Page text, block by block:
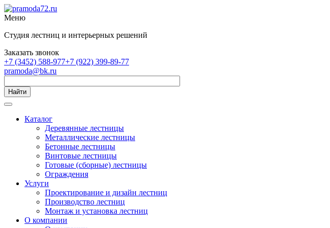
Меню
Студия лестниц и интерьерных решений
Заказать звонок
+7 (3452) 588-977+7 (922) 399-89-77
pramoda@bk.ru
Найти
Каталог
Деревянные лестницы
Металлические лестницы
Бетонные лестницы
Винтовые лестницы
Готовые (сборные) лестницы
Ограждения
Услуги
Проектирование и дизайн лестниц
Производство лестниц
Монтаж и установка лестниц
О компании